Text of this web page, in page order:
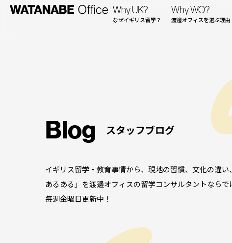
Why UK?
なぜイギリス留学？
Why WO?
渡邊オフィスを選ぶ理由
Blog スタッフブログ
イギリス留学・教育事情から、現地の習慣、文化の違
あるある」を渡邊オフィスの留学コンサルタントなら
毎週金曜日更新中！